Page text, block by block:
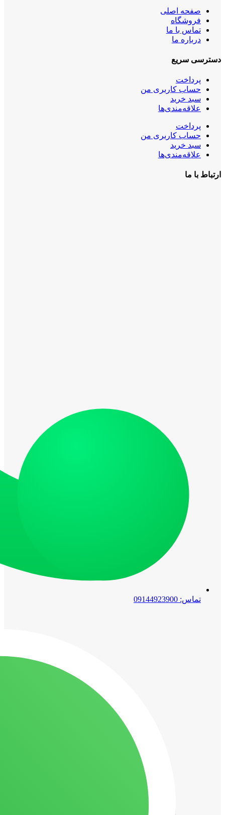
صفحه اصلی
فروشگاه
تماس با ما
درباره ما
دسترسی سریع
پرداخت
حساب کاربری من
سبد خرید
علاقه‌مندی‌ها
پرداخت
حساب کاربری من
سبد خرید
علاقه‌مندی‌ها
ارتباط با ما
تماس: 09144923900